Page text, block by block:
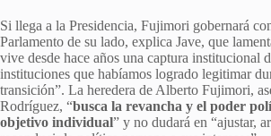
Si llega a la Presidencia, Fujimori gobernará
Parlamento de su lado, explica Jave, que
vive desde hace años una captura institucional
instituciones que habíamos logrado legitimar
transición”. La heredera de Alberto Fujimori,
Rodríguez, “busca la revancha y el poder
objetivo individual” y no dudará en “ajustar,